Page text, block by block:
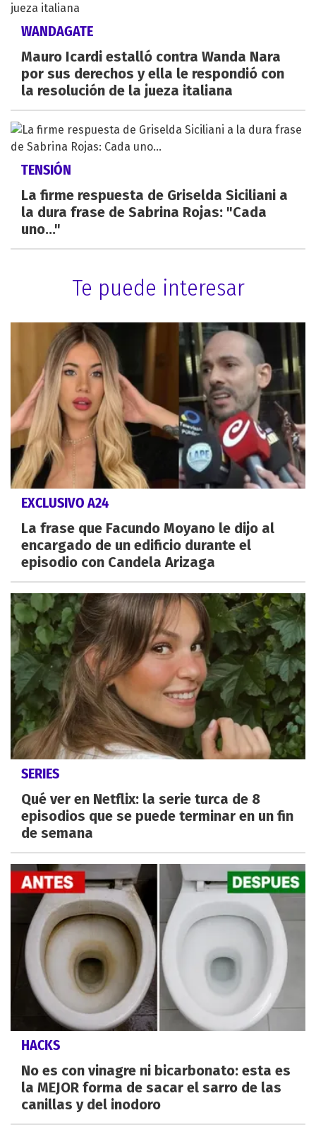
WANDAGATE
Mauro Icardi estalló contra Wanda Nara
por sus derechos y ella le respondió con
la resolución de la jueza italiana
TENSIÓN
La firme respuesta de Griselda Siciliani a
la dura frase de Sabrina Rojas: "Cada
uno..."
Te puede interesar
EXCLUSIVO A24
La frase que Facundo Moyano le dijo al
encargado de un edificio durante el
episodio con Candela Arizaga
SERIES
Qué ver en Netflix: la serie turca de 8
episodios que se puede terminar en un fin
de semana
HACKS
No es con vinagre ni bicarbonato: esta es
la MEJOR forma de sacar el sarro de las
canillas y del inodoro